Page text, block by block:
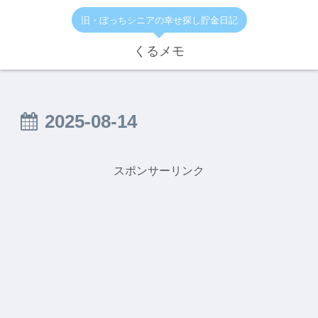
旧・ぼっちシニアの幸せ探し貯金日記
くるメモ
2025-08-14
スポンサーリンク